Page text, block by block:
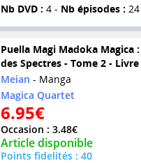
Nb DVD : 4 - Nb épisodes : 24
Puella Magi Madoka Magica
des Spectres - Tome 2 -
Meian - Manga
Magica Quartet
6.95€
Occasion : 3.48€
Article disponible
Points fidelités : 40